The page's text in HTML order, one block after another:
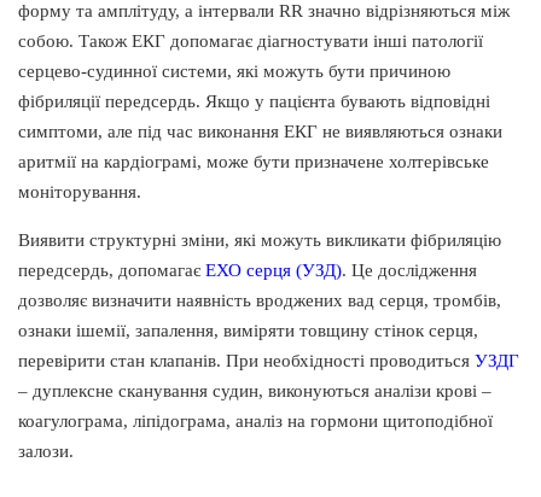
форму та амплітуду, а інтервали RR значно відрізняються між
собою. Також ЕКГ допомагає діагностувати інші патології
серцево-судинної системи, які можуть бути причиною
фібриляції передсердь. Якщо у пацієнта бувають відповідні
симптоми, але під час виконання ЕКГ не виявляються ознаки
аритмії на кардіограмі, може бути призначене холтерівське
моніторування.
Виявити структурні зміни, які можуть викликати фібриляцію
передсердь, допомагає ЕХО серця (УЗД). Це дослідження
дозволяє визначити наявність вроджених вад серця, тромбів,
ознаки ішемії, запалення, виміряти товщину стінок серця,
перевірити стан клапанів. При необхідності проводиться УЗДГ
– дуплексне сканування судин, виконуються аналізи крові –
коагулограма, ліпідограма, аналіз на гормони щитоподібної
залози.